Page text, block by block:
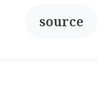
source